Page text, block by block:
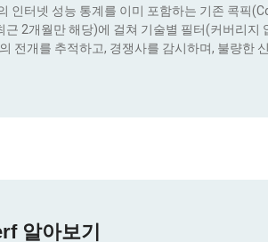
인터넷 성능 통계를 이미 포함하는 기존 콕픽
근 2개월만 해당)에 걸쳐 기술별 필터(커버리지
전개를 추적하고, 경쟁사를 감시하며, 불량한
알아보기